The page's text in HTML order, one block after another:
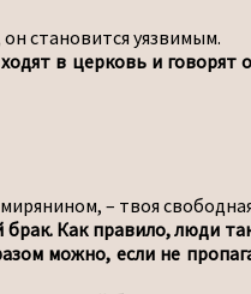
становится уязвимым.
в церковь и говорят
– твоя
Как правило, люди
можно, если не